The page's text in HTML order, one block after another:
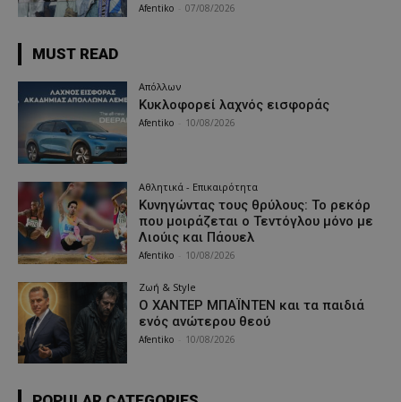
Afentiko 07/08/2026
MUST READ
Απόλλων
Κυκλοφορεί λαχνός εισφοράς
Afentiko 10/08/2026
Αθλητικά - Επικαιρότητα
Κυνηγώντας τους θρύλους: Το ρεκόρ
που μοιράζεται ο Τεντόγλου μόνο με
Λιούις και Πάουελ
Afentiko 10/08/2026
Ζωή & Style
Ο ΧΑΝΤΕΡ ΜΠΑΪΝΤΕΝ και τα παιδιά
ενός ανώτερου θεού
Afentiko 10/08/2026